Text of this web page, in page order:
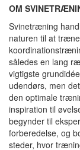
OM
Svinetræning
naturen til at
således en lang
vigtigste
udendørs, men
den optimale
inspiration til
begynder til
forberedelse, og
steder, hvor